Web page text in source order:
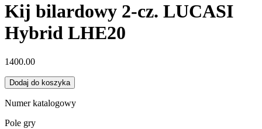
Kij bilardowy 2-cz. LUCASI
Hybrid LHE20
1400.00
Dodaj do koszyka
Numer katalogowy
Pole gry